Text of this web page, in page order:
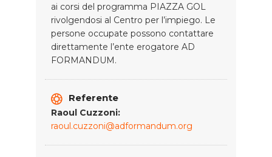
ai corsi del programma PIAZZA GOL
rivolgendosi al Centro per l’impiego. Le
persone occupate possono contattare
direttamente l’ente erogatore AD
FORMANDUM.
Referente
Raoul Cuzzoni:
raoul.cuzzoni@adformandum.org